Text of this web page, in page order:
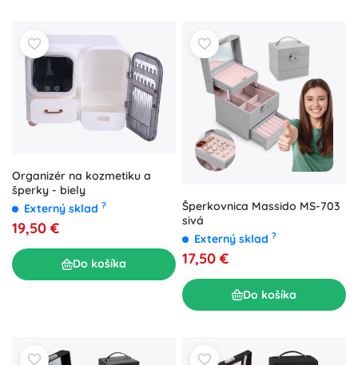
Organizér na kozmetiku a
šperky - biely
Externý sklad ?
19,50 €
Do košíka
Šperkovnica Massido MS-703
sivá
Externý sklad ?
17,50 €
Do košíka